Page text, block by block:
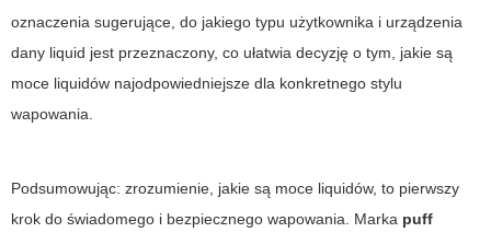
oznaczenia sugerujące, do jakiego typu użytkownika i urządzenia
dany liquid jest przeznaczony, co ułatwia decyzję o tym, jakie są
moce liquidów najodpowiedniejsze dla konkretnego stylu
wapowania.
Podsumowując: zrozumienie, jakie są moce liquidów, to pierwszy
krok do świadomego i bezpiecznego wapowania. Marka puff